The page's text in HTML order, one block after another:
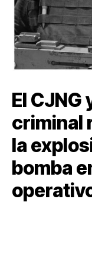
El
criminal
la
bomba